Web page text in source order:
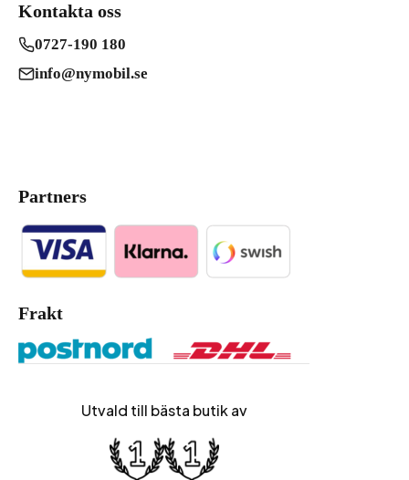
Kontakta oss
0727-190 180
info@nymobil.se
Partners
Frakt
Utvald till bästa butik av